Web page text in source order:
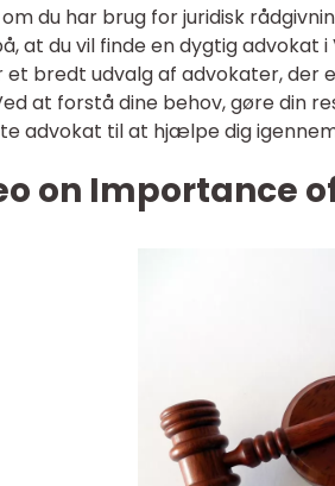
du har brug for juridisk
at du vil finde en dygtig advokat
et bredt udvalg af advokater, der
at forstå dine behov, gøre din
advokat til at hjælpe dig
on Importance